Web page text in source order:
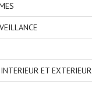
ET EXTERIEUR